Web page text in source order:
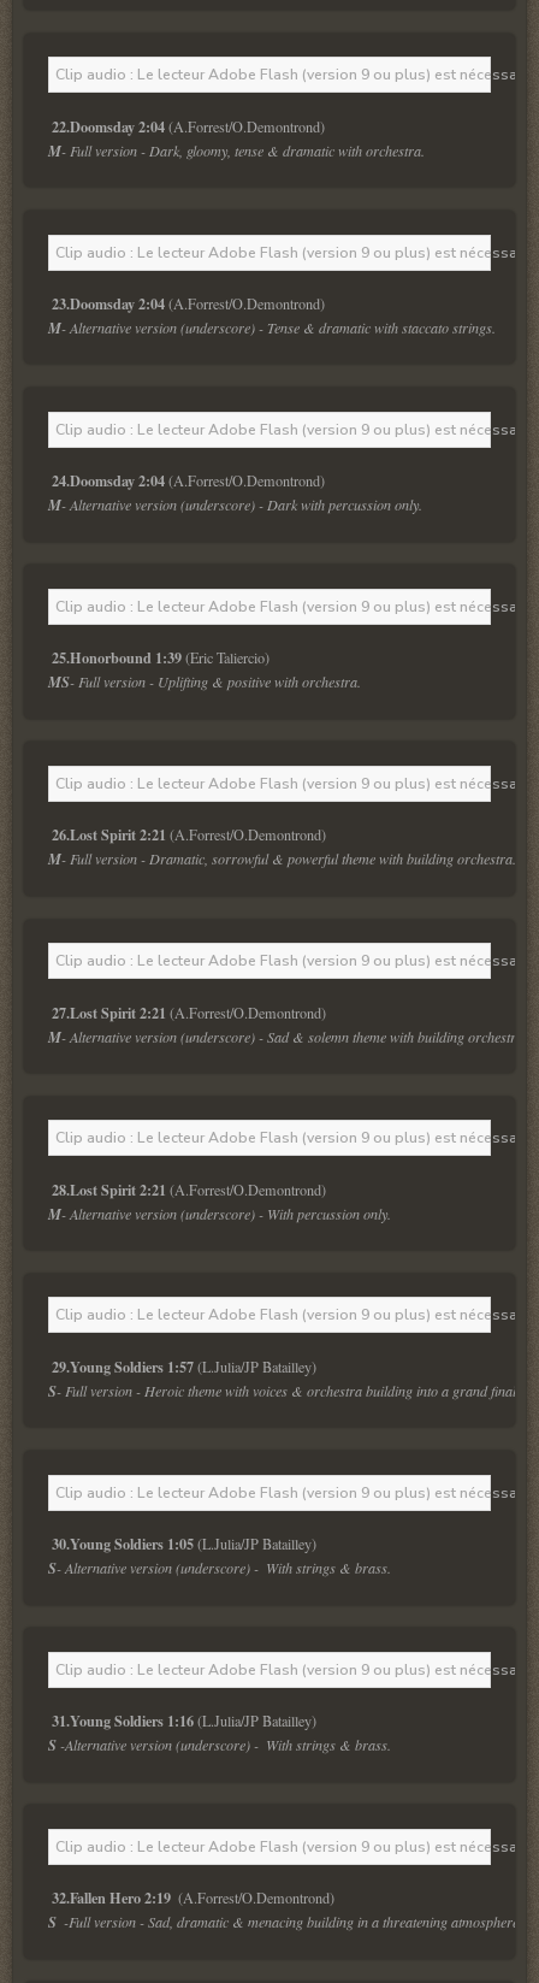
Clip audio : Le lecteur Adobe Flash (version 9 ou plus) est
22.Doomsday 2:04 (A.Forrest/O.Demontrond)
M- Full version - Dark, gloomy, tense & dramatic with orchestra.
Clip audio : Le lecteur Adobe Flash (version 9 ou plus) est
23.Doomsday 2:04 (A.Forrest/O.Demontrond)
M- Alternative version (underscore) - Tense & dramatic with staccato strings.
Clip audio : Le lecteur Adobe Flash (version 9 ou plus) est
24.Doomsday 2:04 (A.Forrest/O.Demontrond)
M- Alternative version (underscore) - Dark with percussion only.
Clip audio : Le lecteur Adobe Flash (version 9 ou plus) est
25.Honorbound 1:39 (Eric Taliercio)
MS- Full version - Uplifting & positive with orchestra.
Clip audio : Le lecteur Adobe Flash (version 9 ou plus) est
26.Lost Spirit 2:21 (A.Forrest/O.Demontrond)
M- Full version - Dramatic, sorrowful & powerful theme with building orchestra.
Clip audio : Le lecteur Adobe Flash (version 9 ou plus) est
27.Lost Spirit 2:21 (A.Forrest/O.Demontrond)
M- Alternative version (underscore) - Sad & solemn theme with building orchestra.
Clip audio : Le lecteur Adobe Flash (version 9 ou plus) est
28.Lost Spirit 2:21 (A.Forrest/O.Demontrond)
M- Alternative version (underscore) - With percussion only.
Clip audio : Le lecteur Adobe Flash (version 9 ou plus) est
29.Young Soldiers 1:57 (L.Julia/JP Batailley)
S- Full version - Heroic theme with voices & orchestra building into a grand finale.
Clip audio : Le lecteur Adobe Flash (version 9 ou plus) est
30.Young Soldiers 1:05 (L.Julia/JP Batailley)
S- Alternative version (underscore) -  With strings & brass.
Clip audio : Le lecteur Adobe Flash (version 9 ou plus) est
31.Young Soldiers 1:16 (L.Julia/JP Batailley)
S -Alternative version (underscore) -  With strings & brass.
Clip audio : Le lecteur Adobe Flash (version 9 ou plus) est
32.Fallen Hero 2:19 (A.Forrest/O.Demontrond)
S -Full version - Sad, dramatic & menacing building in a threatening atmosphere.